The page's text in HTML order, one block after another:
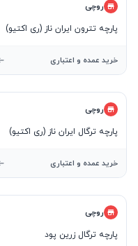
روچی
پارچه تترون ایران ناز (ری اکتیو)
خرید عمده و اعتباری
روچی
پارچه ترگال ایران ناز (ری اکتیو)
خرید عمده و اعتباری
روچی
پارچه ترگال زرین پود